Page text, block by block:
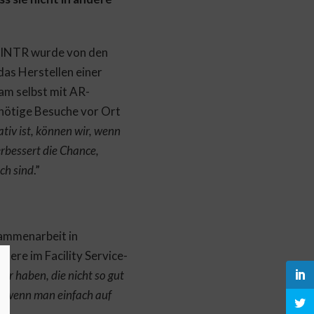
wurde von den
Herstellen einer
selbst mit AR-
Besuche vor Ort
ist, können wir, wenn
die Chance,
sind.”
in
im Facility Service-
haben, die nicht so gut
wenn man einfach auf